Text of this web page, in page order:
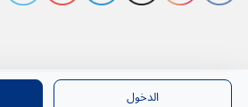
الدخول